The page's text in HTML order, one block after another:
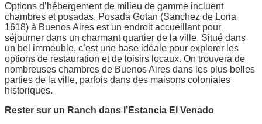
Options d’hébergement de milieu de gamme incluent
chambres et posadas. Posada Gotan (Sanchez de Loria
1618) à Buenos Aires est un endroit accueillant pour
séjourner dans un charmant quartier de la ville. Situé dans
un bel immeuble, c’est une base idéale pour explorer les
options de restauration et de loisirs locaux. On trouvera de
nombreuses chambres de Buenos Aires dans les plus belles
parties de la ville, parfois dans des maisons coloniales
historiques.
Rester sur un Ranch dans l’Estancia El Venado